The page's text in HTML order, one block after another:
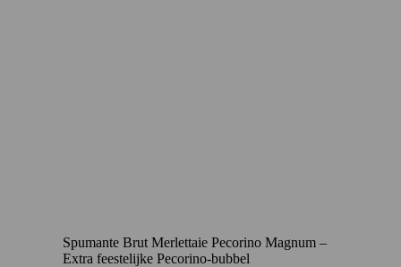
Spumante Brut Merlettaie Pecorino Magnum –
Extra feestelijke Pecorino-bubbel